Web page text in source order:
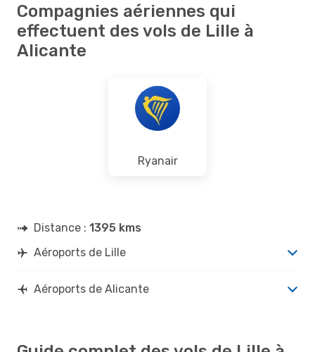
Compagnies aériennes qui
effectuent des vols de Lille à
Alicante
Ryanair
Distance : 1395 kms
Aéroports de Lille
Aéroports de Alicante